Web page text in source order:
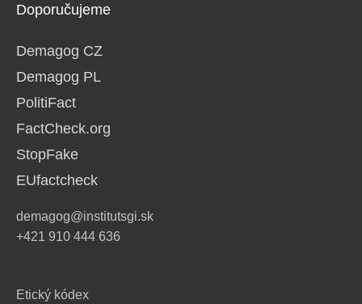
Doporučujeme
Demagog CZ
Demagog PL
PolitiFact
FactCheck.org
StopFake
EUfactcheck
demagog@institutsgi.sk
+421 910 444 636
Etický kódex